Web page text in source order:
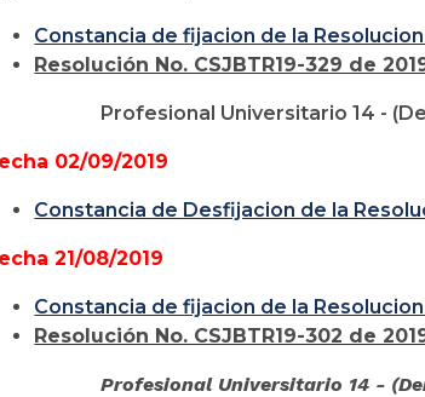
Constancia de fijacion de la Resolucion
Resolución No. CSJBTR19-329 de
Profesional Universitario 14 -
02/09/2019
Constancia de Desfijacion de la
21/08/2019
Constancia de fijacion de la Resolucion
Resolución No. CSJBTR19-302 de
Profesional Universitario 14 -